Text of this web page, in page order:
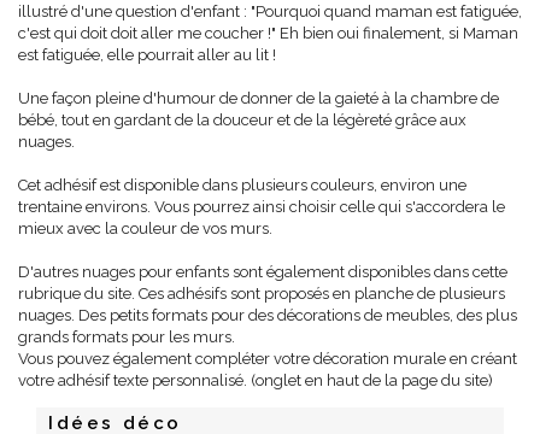
illustré d'une question d'enfant : "Pourquoi quand maman est fatiguée,
c'est qui doit doit aller me coucher !" Eh bien oui finalement, si Maman
est fatiguée, elle pourrait aller au lit !
Une façon pleine d'humour de donner de la gaieté à la chambre de
bébé, tout en gardant de la douceur et de la légèreté grâce aux
nuages.
Cet adhésif est disponible dans plusieurs couleurs, environ une
trentaine environs. Vous pourrez ainsi choisir celle qui s'accordera le
mieux avec la couleur de vos murs.
D'autres nuages pour enfants sont également disponibles dans cette
rubrique du site. Ces adhésifs sont proposés en planche de plusieurs
nuages. Des petits formats pour des décorations de meubles, des plus
grands formats pour les murs.
Vous pouvez également compléter votre décoration murale en créant
votre adhésif texte personnalisé. (onglet en haut de la page du site)
Idées déco